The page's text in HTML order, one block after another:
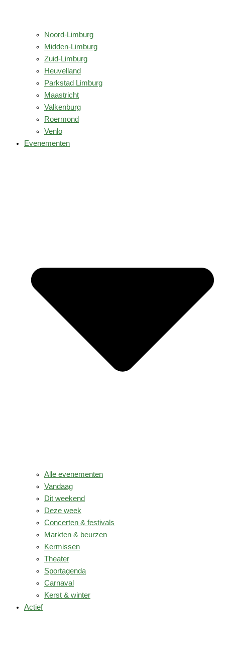
Noord-Limburg
Midden-Limburg
Zuid-Limburg
Heuvelland
Parkstad Limburg
Maastricht
Valkenburg
Roermond
Venlo
Evenementen
Alle evenementen
Vandaag
Dit weekend
Deze week
Concerten & festivals
Markten & beurzen
Kermissen
Theater
Sportagenda
Carnaval
Kerst & winter
Actief